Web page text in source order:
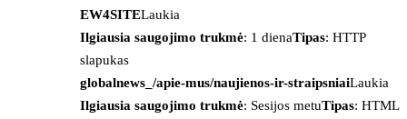
EW4SITELaukia
Ilgiausia saugojimo trukmė: 1 dienaTipas: HTTP
slapukas
globalnews_/apie-mus/naujienos-ir-straipsniaiLaukia
Ilgiausia saugojimo trukmė: Sesijos metuTipas: HTML